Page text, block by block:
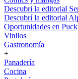
Descubri la editorial
Descubrí la editorial
Oportunidades en
Vinilos
Gastronomía
+
Panadería
Cocina